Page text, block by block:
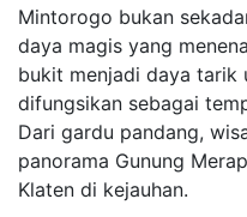
Mintorogo bukan
daya magis yang
bukit menjadi daya tarik
difungsikan sebagai
Dari gardu pandang,
panorama Gunung
Klaten di kejauhan.